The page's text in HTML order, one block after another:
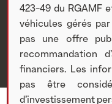
Nextstage AM>
participations
>
Le Private Equity
423-49 du RGAMF
véhicules gérés
pas une offre
recommandation
financiers. Les
pas être
d’investissement